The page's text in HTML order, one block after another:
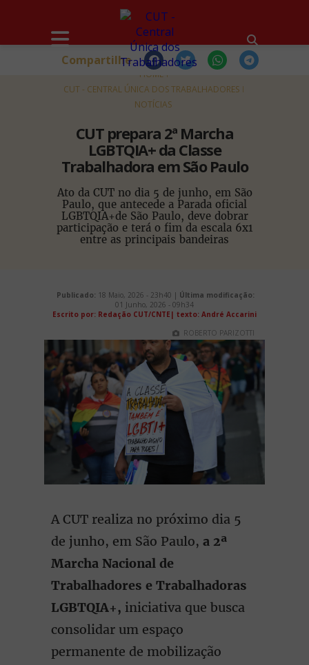
HOME
CUT - CENTRAL ÚNICA DOS TRABALHADORES
NOTÍCIAS
CUT prepara 2ª Marcha
LGBTQIA+ da Classe
Trabalhadora em São Paulo
Ato da CUT no dia 5 de junho, em São
Paulo, que antecede a Parada oficial
LGBTQIA+de São Paulo, deve dobrar
participação e terá o fim da escala 6x1
entre as principais bandeiras
Compartilhe
Publicado: 18 Maio, 2026 - 23h40 | Última modificação:
01 Junho, 2026 - 09h34
Escrito por: Redação CUT/CNTE| texto: André Accarini
ROBERTO PARIZOTTI
A CUT realiza no próximo dia 5
de junho, em São Paulo, a 2ª
Marcha Nacional de
Trabalhadores e Trabalhadoras
LGBTQIA+, iniciativa que busca
consolidar um espaço
permanente de mobilização